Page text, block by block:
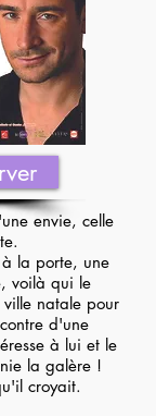
envie, celle
la porte, une
voilà qui le
natale pour
d'une
à lui et le
la galère !
croyait.